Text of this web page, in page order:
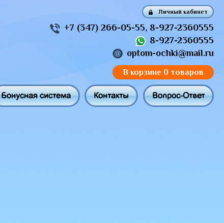
Личный кабинет
+7 (347) 266-05-55, 8-927-2360555
8-927-2360555
optom-ochki@mail.ru
В корзине 0 товаров
Бонусная система Контакты Вопрос-Ответ